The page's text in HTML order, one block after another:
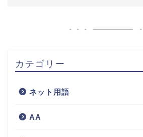
カテゴリー
ネット用語
AA